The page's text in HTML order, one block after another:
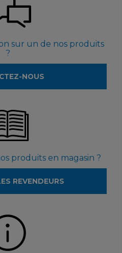
sur un de nos produits
?
NOUS
produits en magasin ?
REVENDEURS